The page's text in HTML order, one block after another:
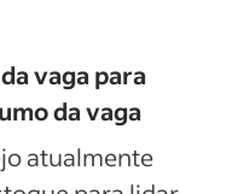
vaga para
da vaga
atualmente